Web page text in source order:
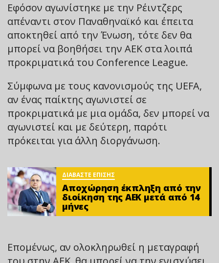
Εφόσον αγωνίστηκε με την Ρέιντζερς
απέναντι στον Παναθηναϊκό και έπειτα
αποκτηθεί από την Ένωση, τότε δεν θα
μπορεί να βοηθήσει την ΑΕΚ στα λοιπά
προκριματικά του Conference League.
Σύμφωνα με τους κανονισμούς της UEFA,
αν ένας παίκτης αγωνιστεί σε
προκριματικά με μια ομάδα, δεν μπορεί να
αγωνιστεί και με δεύτερη, παρότι
πρόκειται για άλλη διοργάνωση.
ΔΙΑΒΑΣΤΕ ΕΠΙΣΗΣ
Αποχώρηση έκπληξη από την
διοίκηση της ΑΕΚ μετά από 14
μήνες
Επομένως, αν ολοκληρωθεί η μεταγραφή